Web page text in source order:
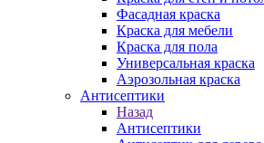
Фасадная краска
Краска для мебели
Краска для пола
Универсальная краска
Аэрозольная краска
Антисептики
Назад
Антисептики